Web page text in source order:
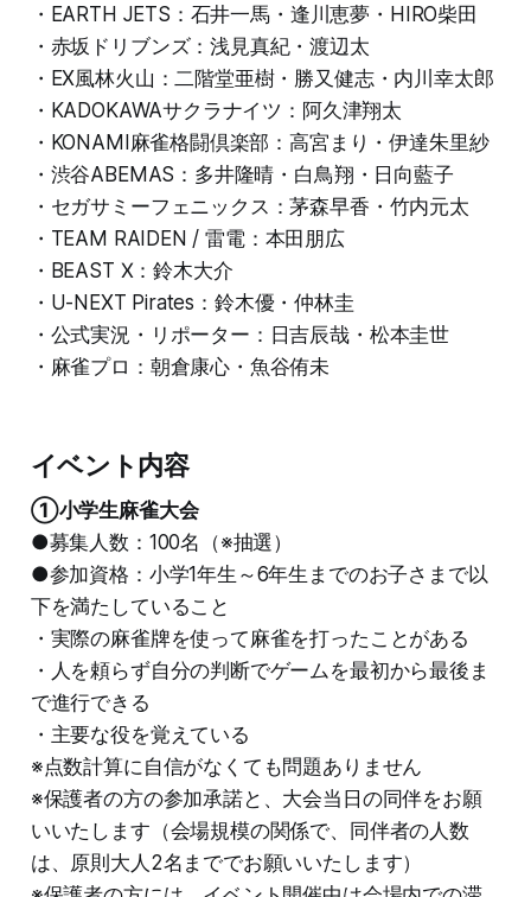
・EARTH JETS：石井一馬・逢川恵夢・HIRO柴田
・赤坂ドリブンズ：浅見真紀・渡辺太
・EX風林火山：二階堂亜樹・勝又健志・内川幸太郎
・KADOKAWAサクラナイツ：阿久津翔太
・KONAMI麻雀格闘倶楽部：高宮まり・伊達朱里紗
・渋谷ABEMAS：多井隆晴・白鳥翔・日向藍子
・セガサミーフェニックス：茅森早香・竹内元太
・TEAM RAIDEN / 雷電：本田朋広
・BEAST Ⅹ：鈴木大介
・U-NEXT Pirates：鈴木優・仲林圭
・公式実況・リポーター：日吉辰哉・松本圭世
・麻雀プロ：朝倉康心・魚谷侑未
イベント内容
①小学生麻雀大会
●募集人数：100名（※抽選）
●参加資格：小学1年生～6年生までのお子さまで以
下を満たしていること
・実際の麻雀牌を使って麻雀を打ったことがある
・人を頼らず自分の判断でゲームを最初から最後ま
で進行できる
・主要な役を覚えている
※点数計算に自信がなくても問題ありません
※保護者の方の参加承諾と、大会当日の同伴をお願
いいたします（会場規模の関係で、同伴者の人数
は、原則大人2名まででお願いいたします）